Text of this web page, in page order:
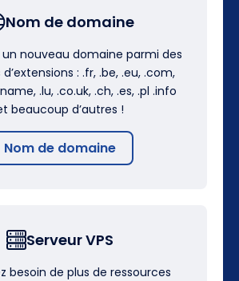
Nom de domaine
un nouveau domaine parmi des
: .fr, .be, .eu, .com,
.lu, .co.uk, .ch, .es, .pl .info
beaucoup d’autres !
Nom de domaine
Serveur VPS
besoin de plus de ressources